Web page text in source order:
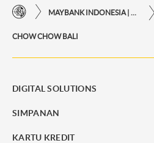
MAYBANK INDONESIA | KEMUDAHAN TRANSAKSI FINANSIAL DI UJUNG JARI ANDA
CHOW CHOW BALI
DIGITAL SOLUTIONS
SIMPANAN
KARTU KREDIT